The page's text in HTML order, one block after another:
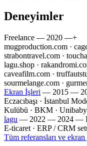
Deneyimler
Freelance — 2020 —+
mugproduction.com ·
strabontravel.com ·
lagu.shop ·
caveafilm.com ·
sourmelange.com ·
Ekran İşleri — 2015 —
Eczacıbaşı · İstanbul
Kulübü · BKM ·
lagu — 2022 — 2024 —
E-ticaret · ERP / CRM
Tüm referansları ve